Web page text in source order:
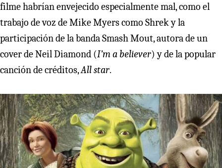
filme habrían envejecido especialmente mal, como el
trabajo de voz de Mike Myers como Shrek y la
participación de la banda Smash Mout, autora de un
cover de Neil Diamond (I’m a believer) y de la popular
canción de créditos,All star.